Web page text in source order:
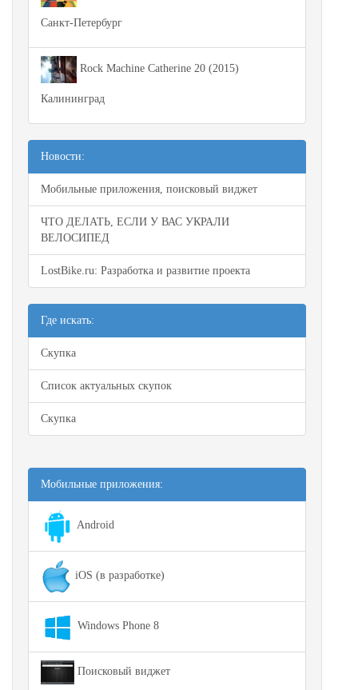
Санкт-Петербург
Rock Machine Catherine 20 (2015)
Калининград
Новости:
Мобильные приложения, поисковый виджет
ЧТО ДЕЛАТЬ, ЕСЛИ У ВАС УКРАЛИ
ВЕЛОСИПЕД
LostBike.ru: Разработка и развитие проекта
Где искать:
Скупка
Список актуальных скупок
Скупка
Мобильные приложения:
Android
iOS (в разработке)
Windows Phone 8
Поисковый виджет